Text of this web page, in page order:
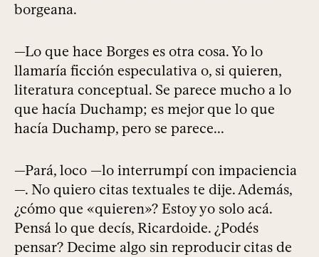
borgeana.
—Lo que hace Borges es otra cosa. Yo lo
llamaría ficción especulativa o, si quieren,
literatura conceptual. Se parece mucho a lo
que hacía Duchamp; es mejor que lo que
hacía Duchamp, pero se parece...
—Pará, loco —lo interrumpí con impaciencia
—. No quiero citas textuales te dije. Además,
¿cómo que «quieren»? Estoy yo solo acá.
Pensá lo que decís, Ricardoide. ¿Podés
pensar? Decime algo sin reproducir citas de